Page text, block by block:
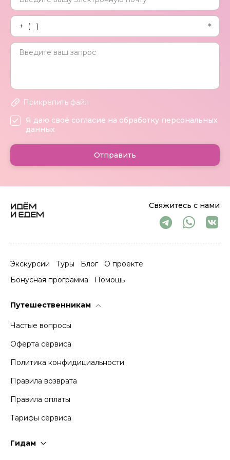
Свяжитесь с нами
Экскурсии Туры Блог
О проекте
Бонусная программа
Помощь
Путешественникам
Частые вопросы
Оферта сервиса
Политика конфидициальности
Правила возврата
Правила оплаты
Тарифы сервиса
Гидам
Прикрепить файл
Я даю своё согласие на обработку персональных
данных
Отправить